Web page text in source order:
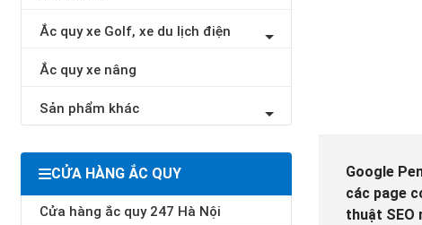
Ắc quy xe Golf, xe du lịch điện
Ắc quy xe nâng
Sản phẩm khác
CỬA HÀNG ẮC QUY
Cửa hàng ắc quy 247 Hà Nội
Google
các page
thuật SEO